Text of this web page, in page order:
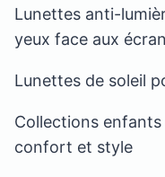
Lunettes anti-
yeux face aux
Lunettes de soleil
Collections
confort et style